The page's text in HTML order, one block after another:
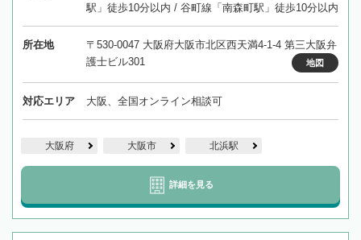
駅」徒歩10分以内 / 谷町線「南森町駅」徒歩10分以内
所在地
〒530-0047 大阪府大阪市北区西天満4-1-4 第三大阪弁
護士ビル301
地図
対応エリア 大阪、全国オンライン相談可
大阪府 大阪市 北浜駅
詳細を見る